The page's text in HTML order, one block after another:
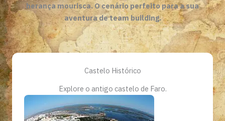
herança mourisca. O cenário perfeito para a sua
aventura de team building.
Castelo Histórico
Explore o antigo castelo de Faro.